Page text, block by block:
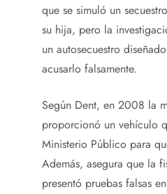
que se simuló un
su hija, pero la
un autosecuestro
acusarlo falsamente.
Según Dent, en 2008 la
proporcionó un vehículo
Ministerio Público para
Además, asegura que la
presentó pruebas falsas